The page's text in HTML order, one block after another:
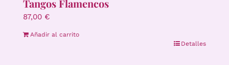
Tangos Flamencos
87,00 €
Añadir al carrito
Detalles